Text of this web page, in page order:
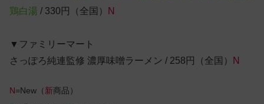
鶏白湯 / 330円（全国） N
▼ファミリーマート
さっぽろ純連監修 濃厚味噌ラーメン / 258円（全国）
N
N=New（新商品）